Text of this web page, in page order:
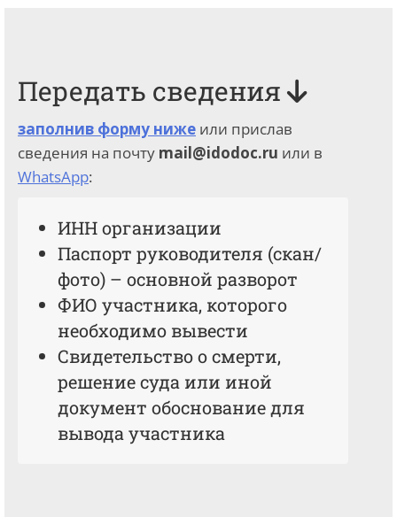
Передать сведения
заполнив форму ниже или прислав
сведения на почту mail@idodoc.ru или в
WhatsApp:
ИНН организации
Паспорт руководителя (скан/
фото) – основной разворот
ФИО участника, которого
необходимо вывести
Свидетельство о смерти,
решение суда или иной
документ обоснование для
вывода участника